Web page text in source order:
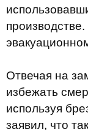
Отвечая на
избежать
используя
заявил, что